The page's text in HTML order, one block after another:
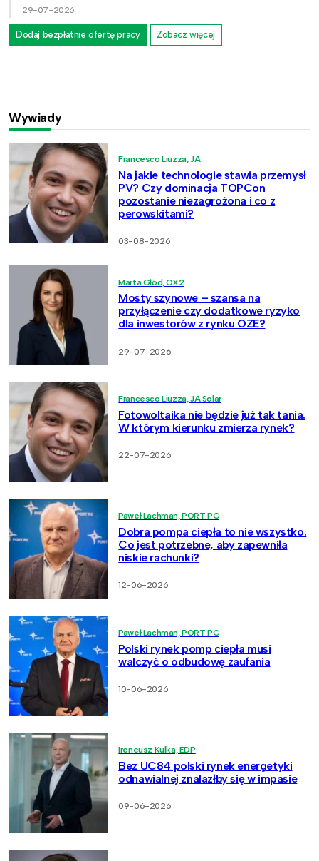
29-07-2026
Dodaj bezpłatnie ofertę pracy Zobacz więcej
Wywiady
Francesco Liuzza, JA
Na jakie technologie stawia przemysł
PV? Czy dominacja TOPCon
pozostanie niezagrożona i co z
perowskitami?
03-08-2026
Marta Głód, OX2
Mosty szynowe – szansa na
przyłączenie czy dodatkowe ryzyko
dla inwestorów z rynku OZE?
29-07-2026
Francesco Liuzza, JA Solar
Fotowoltaika nie będzie już tak tania.
W którym kierunku zmierza rynek?
22-07-2026
Paweł Lachman, PORT PC
Dobra pompa ciepła to nie wszystko.
Co jest potrzebne, aby zapewniła
niskie rachunki?
12-06-2026
Paweł Lachman, PORT PC
Polski rynek pomp ciepła musi
walczyć o odbudowę zaufania
10-06-2026
Ireneusz Kulka, EDP
Bez UC84 polski rynek energetyki
odnawialnej znalazłby się w impasie
09-06-2026